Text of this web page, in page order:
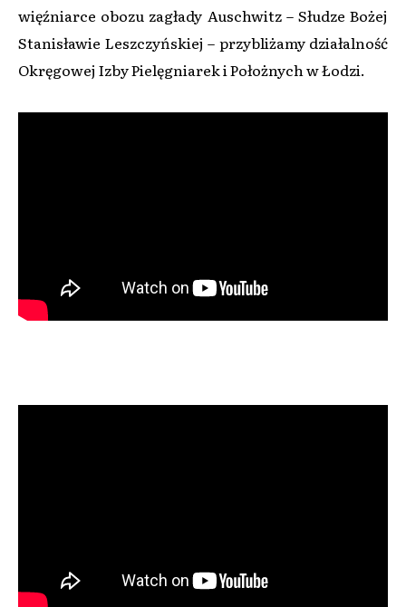
więźniarce obozu zagłady Auschwitz – Słudze Bożej
Stanisławie Leszczyńskiej – przybliżamy działalność
Okręgowej Izby Pielęgniarek i Położnych w Łodzi.